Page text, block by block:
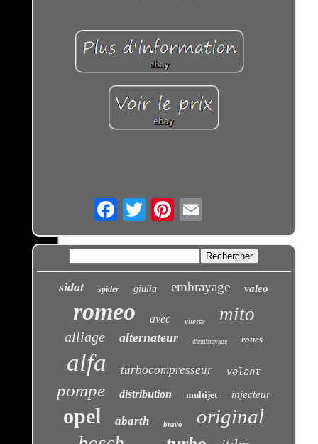
Email
sidat spider giulia embrayage valeo
romeo avec vitesse mito
alliage alternateur d'embrayage roues
alfa turbocompresseur volant
pompe distribution multijet injecteur
opel abarth bravo original